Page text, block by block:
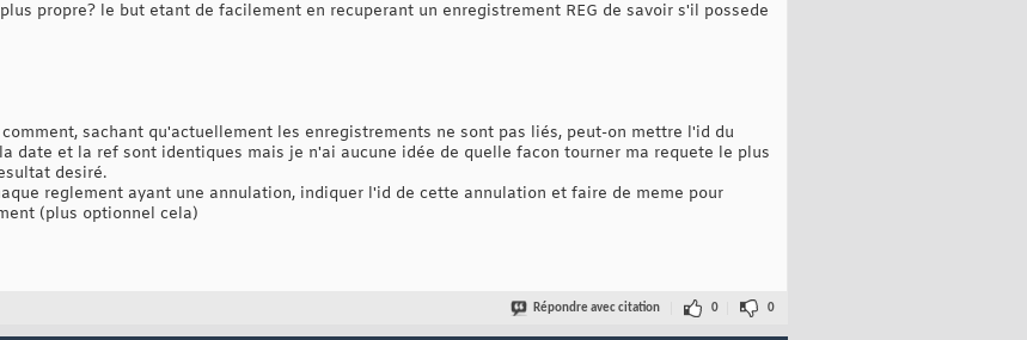
propre? le but etant de facilement en recuperant un enregistrement REG de savoir s'il possede
sachant qu'actuellement les enregistrements ne sont pas liés, peut-on mettre l'id du
date et la ref sont identiques mais je n'ai aucune idée de quelle facon tourner ma requete le plus
desiré.
reglement ayant une annulation, indiquer l'id de cette annulation et faire de meme pour
(plus optionnel cela)
Répondre avec citation 0 0